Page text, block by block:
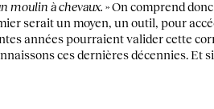
moulin à chevaux. » On comprend
serait un moyen, un outil, pour
années pourraient valider cette
ces dernières décennies. Et